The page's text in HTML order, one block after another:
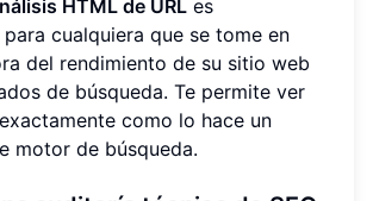
HTML de URL es
cualquiera que se tome en
del rendimiento de su sitio web
de búsqueda. Te permite ver
como lo hace un
motor de búsqueda.